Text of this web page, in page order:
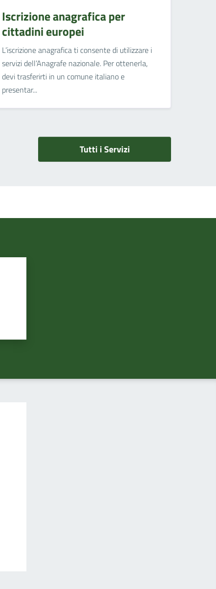
Iscrizione anagrafica per
cittadini europei
L’iscrizione anagrafica ti consente di utilizzare i
servizi dell’Anagrafe nazionale. Per ottenerla,
devi trasferirti in un comune italiano e
presentar...
Tutti i Servizi